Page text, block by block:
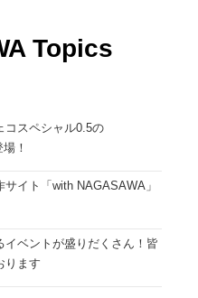
Topics
コスペシャル0.5の
！
イト「with NAGASAWA」
ベントが盛りだくさん！皆
ります